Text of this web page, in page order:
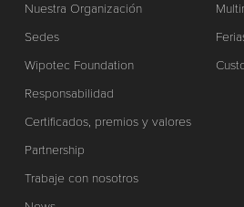
Nuestra Organización
Sedes
Wipotec Foundation
Responsabilidad
Certificados, premios y valores
Partnership
Trabaje con nosotros